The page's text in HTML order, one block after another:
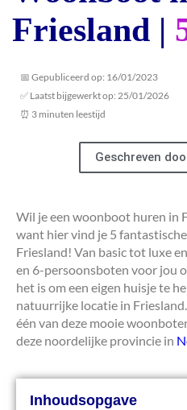
Friesland |
📅 Gepubliceerd op: 16/01/2023
✅ Laatst bijgewerkt op: 25/01/2026
⏰ 3 minuten leestijd
Geschreven
Wil je een woonboot huren in
want hier vind je 5
Friesland! Van basic tot luxe
en 6-persoonsboten voor jou
het is om een eigen huisje te
natuurrijke locatie in
één van deze mooie
deze noordelijke provincie in
Inhoudsopgave